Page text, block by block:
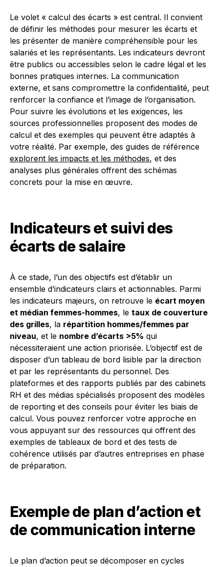
Le volet « calcul des écarts » est central. Il convient
de définir les méthodes pour mesurer les écarts et
les présenter de manière compréhensible pour les
salariés et les représentants. Les indicateurs devront
être publics ou accessibles selon le cadre légal et les
bonnes pratiques internes. La communication
externe, et sans compromettre la confidentialité, peut
renforcer la confiance et l’image de l’organisation.
Pour suivre les évolutions et les exigences, les
sources professionnelles proposent des modes de
calcul et des exemples qui peuvent être adaptés à
votre réalité. Par exemple, des guides de référence
explorent les impacts et les méthodes, et des
analyses plus générales offrent des schémas
concrets pour la mise en œuvre.
Indicateurs et suivi des
écarts de salaire
À ce stade, l’un des objectifs est d’établir un
ensemble d’indicateurs clairs et actionnables. Parmi
les indicateurs majeurs, on retrouve le écart moyen
et médian femmes-hommes, le taux de couverture
des grilles, la répartition hommes/femmes par
niveau, et le nombre d’écarts >5% qui
nécessiteraient une action priorisée. L’objectif est de
disposer d’un tableau de bord lisible par la direction
et par les représentants du personnel. Des
plateformes et des rapports publiés par des cabinets
RH et des médias spécialisés proposent des modèles
de reporting et des conseils pour éviter les biais de
calcul. Vous pouvez renforcer votre approche en
vous appuyant sur des ressources qui offrent des
exemples de tableaux de bord et des tests de
cohérence utilisés par d’autres entreprises en phase
de préparation.
Exemple de plan d’action et
de communication interne
Le plan d’action peut se décomposer en cycles